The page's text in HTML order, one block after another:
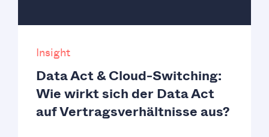
Insight
Data Act & Cloud-Switching:
Wie wirkt sich der Data Act
auf Vertragsverhältnisse aus?